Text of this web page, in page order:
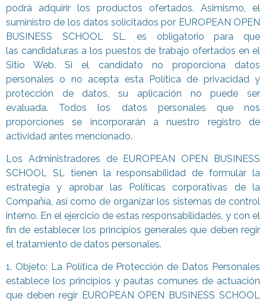
podrá adquirir los productos ofertados. Asimismo, el
suministro de los datos solicitados por EUROPEAN OPEN
BUSINESS SCHOOL SL, es obligatorio para que
las candidaturas a los puestos de trabajo ofertados en el
Sitio Web. Si el candidato no proporciona datos
personales o no acepta esta Política de privacidad y
protección de datos, su aplicación no puede ser
evaluada. Todos los datos personales que nos
proporciones se incorporarán a nuestro registro de
actividad antes mencionado.
Los Administradores de EUROPEAN OPEN BUSINESS
SCHOOL SL tienen la responsabilidad de formular la
estrategia y aprobar las Políticas corporativas de la
Compañía, así como de organizar los sistemas de control
interno. En el ejercicio de estas responsabilidades, y con el
fin de establecer los principios generales que deben regir
el tratamiento de datos personales.
1. Objeto: La Política de Protección de Datos Personales
establece los principios y pautas comunes de actuación
que deben regir EUROPEAN OPEN BUSINESS SCHOOL